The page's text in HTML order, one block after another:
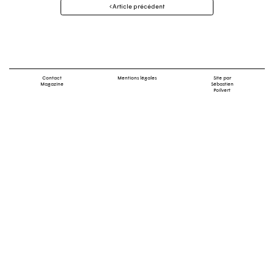
Navigation
Article précédent
Contact
Magazine
Mentions légales
Site par
Sébastien
Poilvert